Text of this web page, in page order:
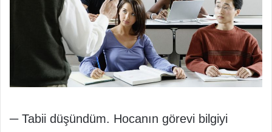
─ Tabii düşündüm. Hocanın görevi bilgiyi